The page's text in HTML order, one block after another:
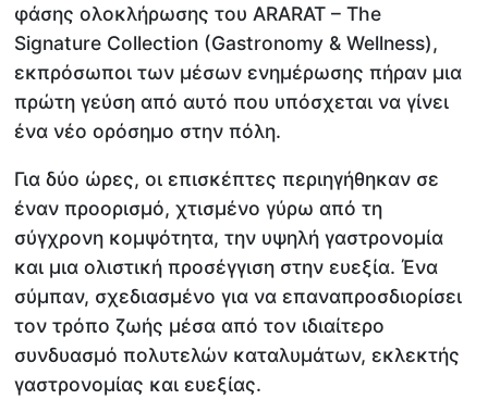
φάσης ολοκλήρωσης του ARARAT – The
Signature Collection (Gastronomy & Wellness),
εκπρόσωποι των μέσων ενημέρωσης πήραν μια
πρώτη γεύση από αυτό που υπόσχεται να γίνει
ένα νέο ορόσημο στην πόλη.
Για δύο ώρες, οι επισκέπτες περιηγήθηκαν σε
έναν προορισμό, χτισμένο γύρω από τη
σύγχρονη κομψότητα, την υψηλή γαστρονομία
και μια ολιστική προσέγγιση στην ευεξία. Ένα
σύμπαν, σχεδιασμένο για να επαναπροσδιορίσει
τον τρόπο ζωής μέσα από τον ιδιαίτερο
συνδυασμό πολυτελών καταλυμάτων, εκλεκτής
γαστρονομίας και ευεξίας.